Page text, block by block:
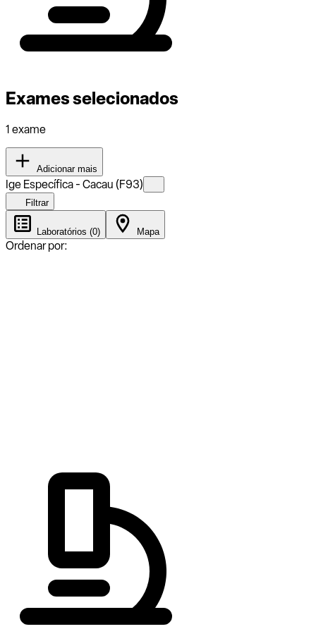
Exames selecionados
1 exame
Adicionar mais
Ige Específica - Cacau (F93)
Filtrar
Laboratórios (0) Mapa
Ordenar por: